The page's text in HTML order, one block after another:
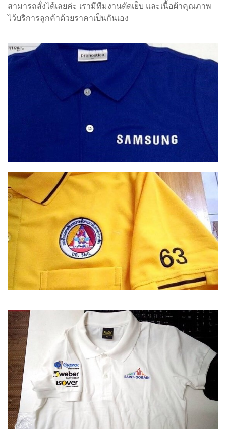
สามารถสั่งได้เลยค่ะ เรามีทีมงานตัดเย็บ และเนื้อผ้าคุณภาพ
ไว้บริการลูกค้าด้วยราคาเป็นกันเอง